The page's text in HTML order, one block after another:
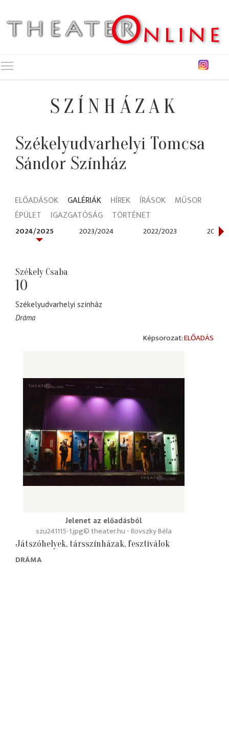
SZÍNHÁZAK
Székelyudvarhelyi Tomcsa
Sándor Színház
ELŐADÁSOK GALÉRIÁK HÍREK ÍRÁSOK
MŰSOR
ÉPÜLET
IGAZGATÓSÁG TÖRTÉNET
2024/2025 2023/2024 2022/2023 2021/
Székely Csaba
10
Székelyudvarhelyi színház
Dráma
ELŐADÁS
Jelenet az előadásból
© theater.hu - Ilovszky Béla
szu241115-1.jpg
Játszóhelyek, társszínházak, fesztiválok
DRÁMA